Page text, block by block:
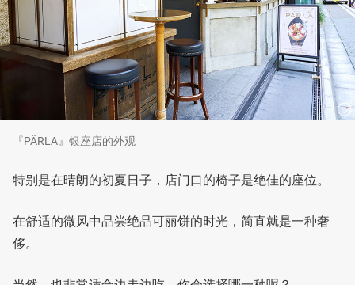
『PÄRLA』银座店的外观
特别是在晴朗的初夏日子，店门口的椅子是绝佳的座位。
在舒适的微风中品尝绝品可丽饼的时光，简直就是一种奢
侈。